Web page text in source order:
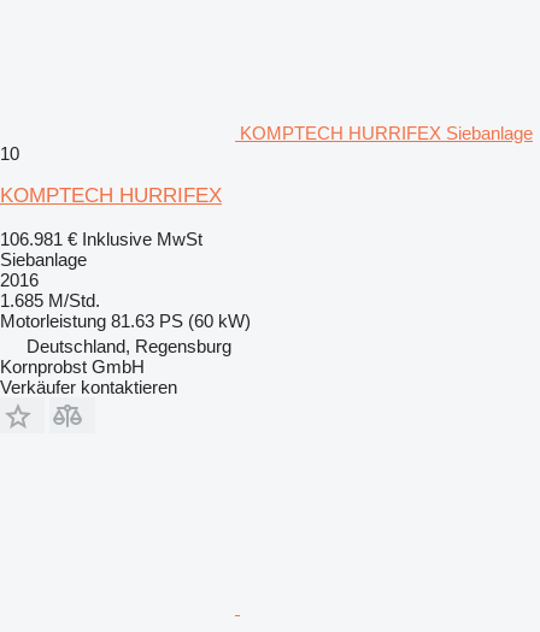
KOMPTECH HURRIFEX Siebanlage
10
KOMPTECH HURRIFEX
106.981 € Inklusive MwSt
Siebanlage
2016
1.685 M/Std.
Motorleistung 81.63 PS (60 kW)
Deutschland, Regensburg
Kornprobst GmbH
Verkäufer kontaktieren